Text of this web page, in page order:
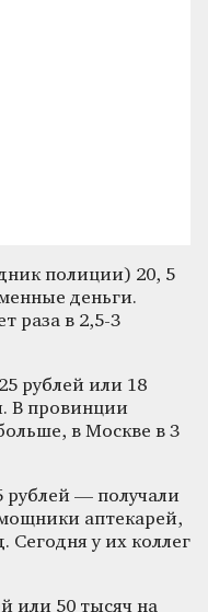
полиции) 20, 5
деньги.
раза в 2,5-3
рублей или 18
В провинции
в Москве в 3
— получали
аптекарей,
Сегодня у их коллег
или 50 тысяч на